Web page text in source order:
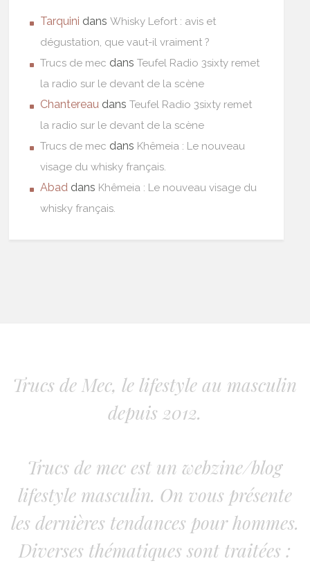
Tarquini dansWhisky Lefort : avis et
dégustation, que vaut-il vraiment ?
Trucs de mec dansTeufel Radio 3sixty remet
la radio sur le devant de la scène
Chantereau dansTeufel Radio 3sixty remet
la radio sur le devant de la scène
Trucs de mec dans Khêmeia : Le nouveau
visage du whisky français.
Abad dans Khêmeia : Le nouveau visage du
whisky français.
Trucs de Mec, le lifestyle au masculin
depuis 2012.
Trucs de mec est un webzine/blog
lifestyle masculin. On vous présente
les dernières tendances pour hommes.
Diverses thématiques sont traitées :